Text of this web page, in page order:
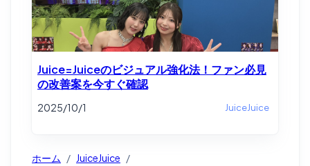
Juice=Juiceのビジュアル強化法！ファン必見
の改善案を今すぐ確認
2025/10/1 JuiceJuice
ホーム / JuiceJuice /